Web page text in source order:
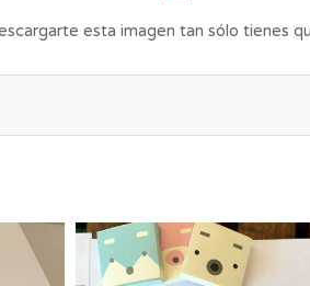
esta imagen tan sólo tienes